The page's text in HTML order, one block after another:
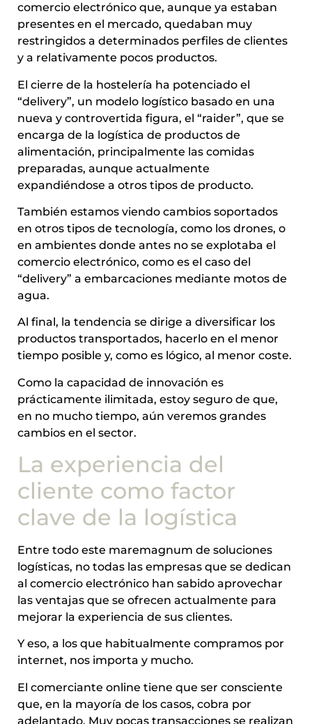
comercio electrónico que, aunque ya estaban
presentes en el mercado, quedaban muy
restringidos a determinados perfiles de clientes
y a relativamente pocos productos.
El cierre de la hostelería ha potenciado el
“delivery”, un modelo logístico basado en una
nueva y controvertida figura, el “raider”, que se
encarga de la logística de productos de
alimentación, principalmente las comidas
preparadas, aunque actualmente
expandiéndose a otros tipos de producto.
También estamos viendo cambios soportados
en otros tipos de tecnología, como los drones, o
en ambientes donde antes no se explotaba el
comercio electrónico, como es el caso del
“delivery” a embarcaciones mediante motos de
agua.
Al final, la tendencia se dirige a diversificar los
productos transportados, hacerlo en el menor
tiempo posible y, como es lógico, al menor coste.
Como la capacidad de innovación es
prácticamente ilimitada, estoy seguro de que,
en no mucho tiempo, aún veremos grandes
cambios en el sector.
La experiencia del
cliente como factor
clave de la logística
Entre todo este maremagnum de soluciones
logísticas, no todas las empresas que se dedican
al comercio electrónico han sabido aprovechar
las ventajas que se ofrecen actualmente para
mejorar la experiencia de sus clientes.
Y eso, a los que habitualmente compramos por
internet, nos importa y mucho.
El comerciante online tiene que ser consciente
que, en la mayoría de los casos, cobra por
adelantado. Muy pocas transacciones se realizan